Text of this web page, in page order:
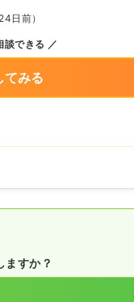
日前）
談できる
てみる
ますか？